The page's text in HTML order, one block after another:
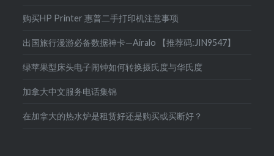
购买HP Printer 惠普二手打印机注意事项
出国旅行漫游必备数据神卡—Airalo 【推荐码:JIN9547】
绿苹果型床头电子闹钟如何转换摄氏度与华氏度
加拿大中文服务电话集锦
在加拿大的热水炉是租赁好还是购买或买断好？